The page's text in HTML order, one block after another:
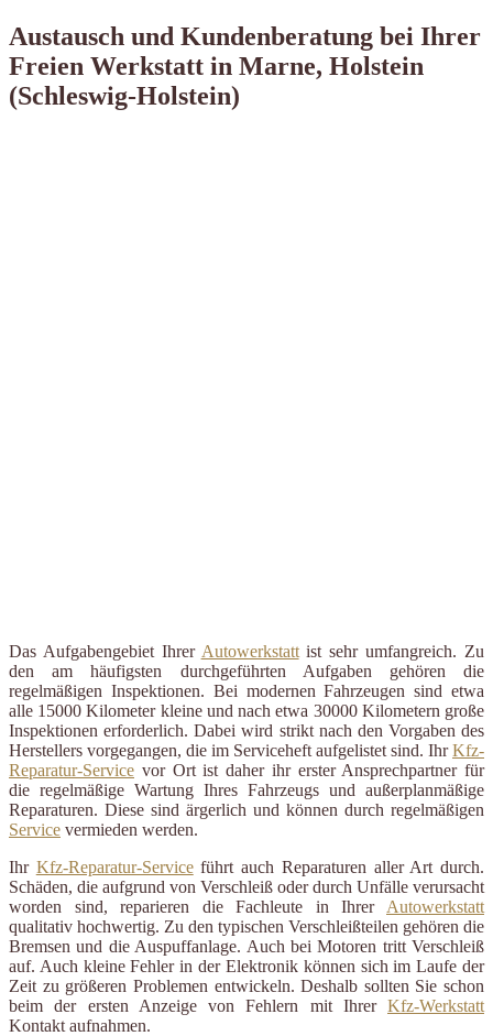
Austausch und Kundenberatung bei Ihrer
Freien Werkstatt in Marne, Holstein
(Schleswig-Holstein)
Das Aufgabengebiet Ihrer Autowerkstattist sehr umfangreich. Zu
den am häufigsten durchgeführten Aufgaben gehören die
regelmäßigen Inspektionen. Bei modernen Fahrzeugen sind etwa
alle 15000 Kilometer kleine und nach etwa 30000 Kilometern große
Inspektionen erforderlich. Dabei wird strikt nach den Vorgaben des
Herstellers vorgegangen, die im Serviceheft aufgelistet sind. IhrKfz-
Reparatur-Service vor Ort ist daher ihr erster Ansprechpartner für
die regelmäßige Wartung Ihres Fahrzeugs und außerplanmäßige
Reparaturen. Diese sind ärgerlich und können durch regelmäßigen
Service vermieden werden.
Ihr Kfz-Reparatur-Serviceführt auch Reparaturen aller Art durch.
Schäden, die aufgrund von Verschleiß oder durch Unfälle verursacht
worden sind, reparieren die Fachleute in Ihrer Autowerkstatt
qualitativ hochwertig. Zu den typischen Verschleißteilen gehören die
Bremsen und die Auspuffanlage. Auch bei Motoren tritt Verschleiß
auf. Auch kleine Fehler in der Elektronik können sich im Laufe der
Zeit zu größeren Problemen entwickeln. Deshalb sollten Sie schon
beim der ersten Anzeige von Fehlern mit Ihrer Kfz-Werkstatt
Kontakt aufnahmen.